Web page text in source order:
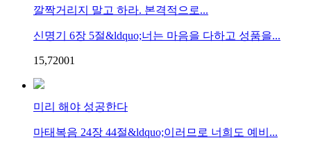
깔짝거리지 말고 하라. 본격적으로...
신명기 6장 5절&ldquo;너는 마음을 다하고 성품을...
15,72001
미리 해야 성공한다
마태복음 24장 44절&ldquo;이러므로 너희도 예비...